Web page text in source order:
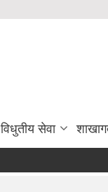
विधुतीय सेवा